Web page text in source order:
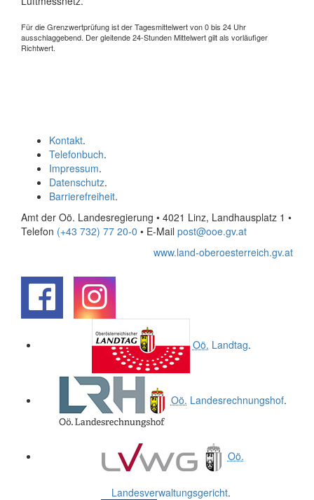
Für die Grenzwertprüfung ist der Tagesmittelwert von 0 bis 24 Uhr
ausschlaggebend. Der gleitende 24-Stunden Mittelwert gilt als vorläufiger
Richtwert.
Kontakt.
Telefonbuch.
Impressum.
Datenschutz.
Barrierefreiheit.
Amt der Oö. Landesregierung • 4021 Linz, Landhausplatz 1 •
Telefon (+43 732) 77 20-0 • E-Mail post@ooe.gv.at
www.land-oberoesterreich.gv.at
Oö. Landtag.
Oö. Landesrechnungshof.
Oö.
Landesverwaltungsgericht.